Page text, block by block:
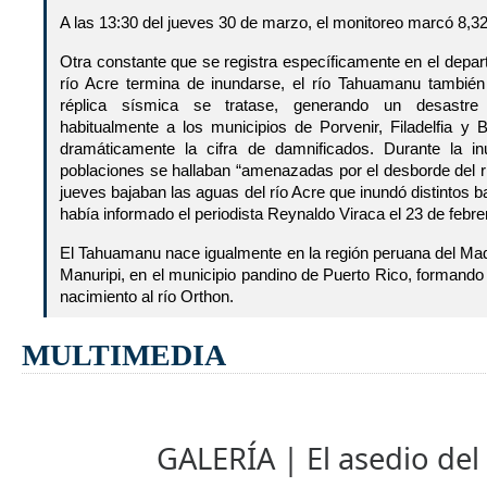
A las 13:30 del jueves 30 de marzo, el monitoreo marcó
Otra constante que se registra específicamente en el
río Acre termina de inundarse, el río Tahuamanu
réplica sísmica se tratase, generando un desastre
habitualmente a los municipios de Porvenir, Filadelfia y
dramáticamente la cifra de damnificados. Durante la
poblaciones se hallaban “amenazadas por el desborde del
jueves bajaban las aguas del río Acre que inundó distintos
había informado el periodista Reynaldo Viraca el 23 de
El Tahuamanu nace igualmente en la región peruana del
Manuripi, en el municipio pandino de Puerto Rico,
nacimiento al río Orthon.
MULTIMEDIA
GALERÍA | El asedio